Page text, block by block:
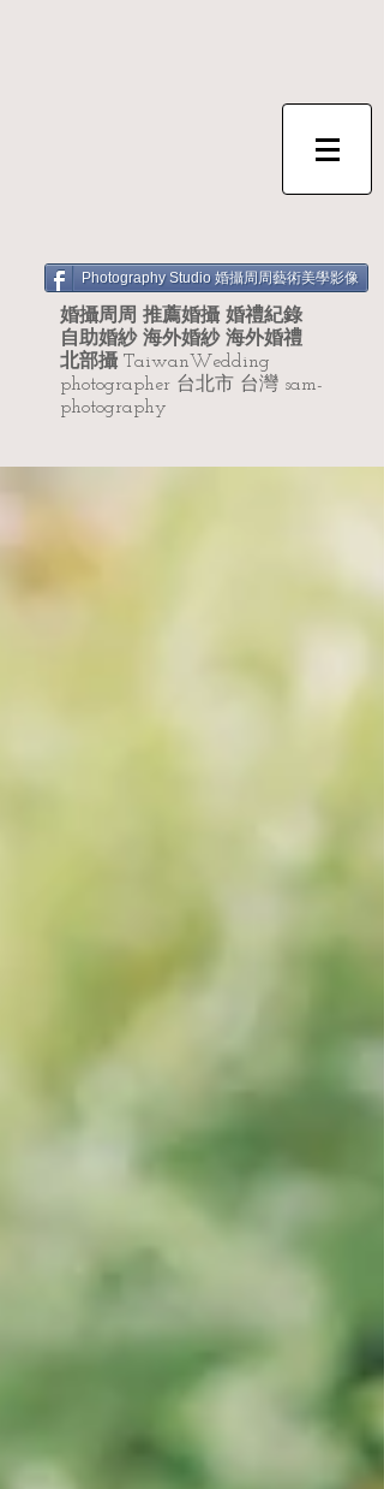
Photography Studio 婚攝周周藝術美學影像
婚攝周周 推薦婚攝 婚禮紀錄
自助婚紗 海外婚紗 海外婚禮
北部攝 TaiwanWedding
photographer 台北市 台灣 sam-
photography